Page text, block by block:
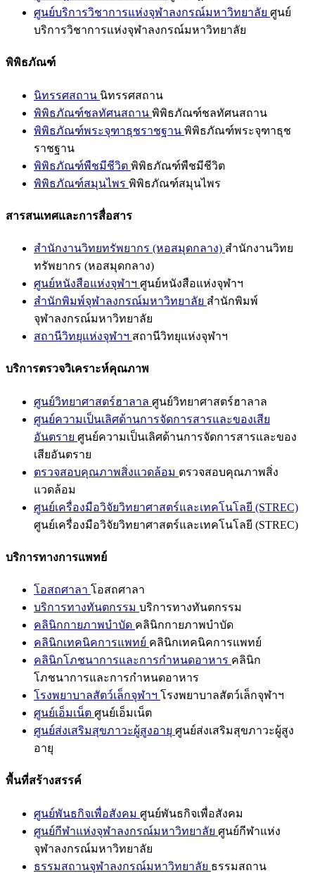
ศูนย์บริการวิชาการแห่งจุฬาลงกรณ์มหาวิทยาลัย ศูนย์
บริการวิชาการแห่งจุฬาลงกรณ์มหาวิทยาลัย
พิพิธภัณฑ์
นิทรรศสถาน นิทรรศสถาน
พิพิธภัณฑ์ชลทัศนสถาน พิพิธภัณฑ์ชลทัศนสถาน
พิพิธภัณฑ์พระจุฑาธุชราชฐาน พิพิธภัณฑ์พระจุฑาธุช
ราชฐาน
พิพิธภัณฑ์พืชมีชีวิต พิพิธภัณฑ์พืชมีชีวิต
พิพิธภัณฑ์สมุนไพร พิพิธภัณฑ์สมุนไพร
สารสนเทศและการสื่อสาร
สำนักงานวิทยทรัพยากร (หอสมุดกลาง) สำนักงานวิทย
ทรัพยากร (หอสมุดกลาง)
ศูนย์หนังสือแห่งจุฬาฯ ศูนย์หนังสือแห่งจุฬาฯ
สำนักพิมพ์จุฬาลงกรณ์มหาวิทยาลัย สำนักพิมพ์
จุฬาลงกรณ์มหาวิทยาลัย
สถานีวิทยุแห่งจุฬาฯ สถานีวิทยุแห่งจุฬาฯ
บริการตรวจวิเคราะห์คุณภาพ
ศูนย์วิทยาศาสตร์ฮาลาล ศูนย์วิทยาศาสตร์ฮาลาล
ศูนย์ความเป็นเลิศด้านการจัดการสารและของเสีย
อันตราย ศูนย์ความเป็นเลิศด้านการจัดการสารและของ
เสียอันตราย
ตรวจสอบคุณภาพสิ่งแวดล้อม ตรวจสอบคุณภาพสิ่ง
แวดล้อม
ศูนย์เครื่องมือวิจัยวิทยาศาสตร์และเทคโนโลยี (STREC)
ศูนย์เครื่องมือวิจัยวิทยาศาสตร์และเทคโนโลยี (STREC)
บริการทางการแพทย์
โอสถศาลา โอสถศาลา
บริการทางทันตกรรม บริการทางทันตกรรม
คลินิกกายภาพบำบัด คลินิกกายภาพบำบัด
คลินิกเทคนิคการแพทย์ คลินิกเทคนิคการแพทย์
คลินิกโภชนาการและการกำหนดอาหาร คลินิก
โภชนาการและการกำหนดอาหาร
โรงพยาบาลสัตว์เล็กจุฬาฯ โรงพยาบาลสัตว์เล็กจุฬาฯ
ศูนย์เอ็มเน็ต ศูนย์เอ็มเน็ต
ศูนย์ส่งเสริมสุขภาวะผู้สูงอายุ ศูนย์ส่งเสริมสุขภาวะผู้สูง
อายุ
พื้นที่สร้างสรรค์
ศูนย์พันธกิจเพื่อสังคม ศูนย์พันธกิจเพื่อสังคม
ศูนย์กีฬาแห่งจุฬาลงกรณ์มหาวิทยาลัย ศูนย์กีฬาแห่ง
จุฬาลงกรณ์มหาวิทยาลัย
ธรรมสถานจุฬาลงกรณ์มหาวิทยาลัย ธรรมสถาน